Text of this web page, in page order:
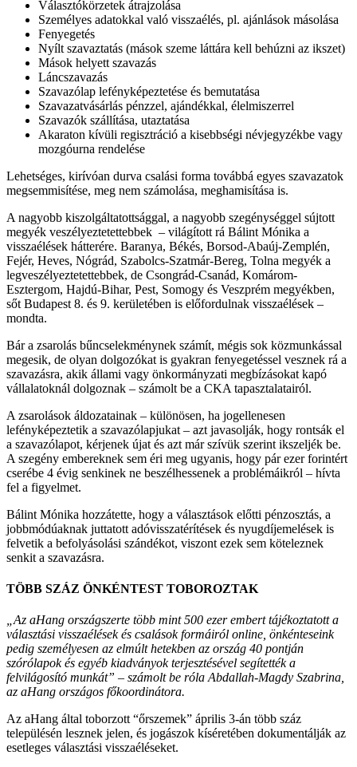
Választókörzetek átrajzolása
Személyes adatokkal való visszaélés, pl. ajánlások másolása
Fenyegetés
Nyílt szavaztatás (mások szeme láttára kell behúzni az ikszet)
Mások helyett szavazás
Láncszavazás
Szavazólap lefényképeztetése és bemutatása
Szavazatvásárlás pénzzel, ajándékkal, élelmiszerrel
Szavazók szállítása, utaztatása
Akaraton kívüli regisztráció a kisebbségi névjegyzékbe vagy
mozgóurna rendelése
Lehetséges, kirívóan durva csalási forma továbbá egyes szavazatok
megsemmisítése, meg nem számolása, meghamisítása is.
A nagyobb kiszolgáltatottsággal, a nagyobb szegénységgel sújtott
megyék veszélyeztetettebbek – világított rá Bálint Mónika a
visszaélések hátterére. Baranya, Békés, Borsod-Abaúj-Zemplén,
Fejér, Heves, Nógrád, Szabolcs-Szatmár-Bereg, Tolna megyék a
legveszélyeztetettebbek, de Csongrád-Csanád, Komárom-
Esztergom, Hajdú-Bihar, Pest, Somogy és Veszprém megyékben,
sőt Budapest 8. és 9. kerületében is előfordulnak visszaélések –
mondta.
Bár a zsarolás bűncselekménynek számít, mégis sok közmunkással
megesik, de olyan dolgozókat is gyakran fenyegetéssel vesznek rá a
szavazásra, akik állami vagy önkormányzati megbízásokat kapó
vállalatoknál dolgoznak – számolt be a CKA tapasztalatairól.
A zsarolások áldozatainak – különösen, ha jogellenesen
lefényképeztetik a szavazólapjukat – azt javasolják, hogy rontsák el
a szavazólapot, kérjenek újat és azt már szívük szerint ikszeljék be.
A szegény embereknek sem éri meg ugyanis, hogy pár ezer forintért
cserébe 4 évig senkinek ne beszélhessenek a problémáikról – hívta
fel a figyelmet.
Bálint Mónika hozzátette, hogy a választások előtti pénzosztás, a
jobbmódúaknak juttatott adóvisszatérítések és nyugdíjemelések is
felvetik a befolyásolási szándékot, viszont ezek sem köteleznek
senkit a szavazásra.
TÖBB SZÁZ ÖNKÉNTEST TOBOROZTAK
„Az aHang országszerte több mint 500 ezer embert tájékoztatott a
választási visszaélések és csalások formáiról online, önkénteseink
pedig személyesen az elmúlt hetekben az ország 40 pontján
szórólapok és egyéb kiadványok terjesztésével segítették a
felvilágosító munkát” – számolt be róla Abdallah-Magdy Szabrina,
az aHang országos főkoordinátora.
Az aHang által toborzott “őrszemek” április 3-án több száz
településén lesznek jelen, és jogászok kíséretében dokumentálják az
esetleges választási visszaéléseket.